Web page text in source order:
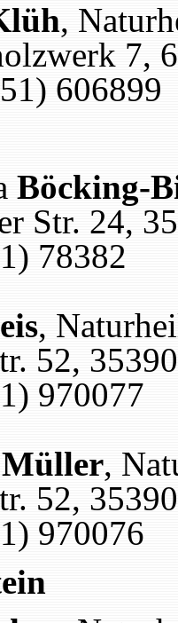
,
7,
606899
Böcking-
Str. 24,
78382
,
52,
970077
Müller,
52,
970076